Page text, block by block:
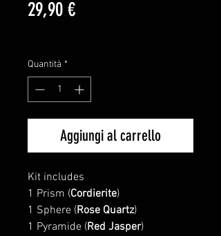
29,90 €Prezzo
Quantità *
Aggiungi al carrello
Kit includes
1 Prism (Cordierite)
1 Sphere (Rose Quartz)
1 Pyramide (Red Jasper)